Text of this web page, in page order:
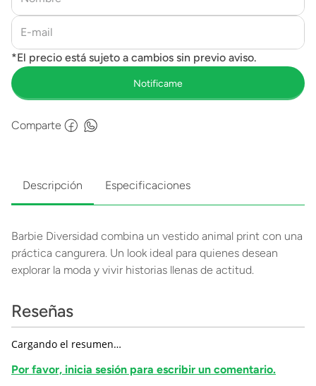
Comparte
Descripción Especificaciones
Barbie Diversidad combina un vestido animal print con una
práctica cangurera. Un look ideal para quienes desean
explorar la moda y vivir historias llenas de actitud.
Reseñas
Cargando el resumen…
Por favor, inicia sesión para escribir un comentario.